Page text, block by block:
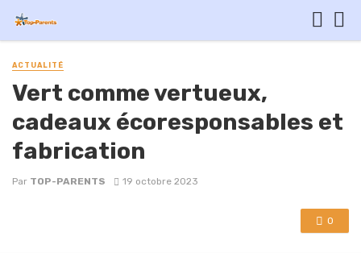
ACTUALITÉ
Vert comme vertueux,
cadeaux écoresponsables et
fabrication
Par TOP-PARENTS 19 octobre 2023
0